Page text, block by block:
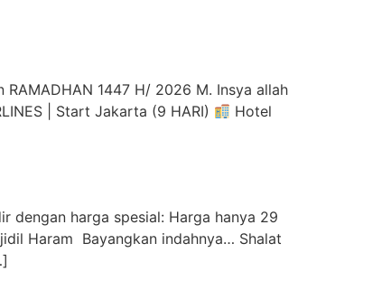
RAMADHAN 1447 H/ 2026 M. Insya allah
| Start Jakarta (9 HARI)
Hotel
dengan harga spesial: Harga hanya 29
Haram Bayangkan indahnya… Shalat